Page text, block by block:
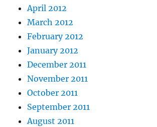
April 2012
March 2012
February 2012
January 2012
December 2011
November 2011
October 2011
September 2011
August 2011